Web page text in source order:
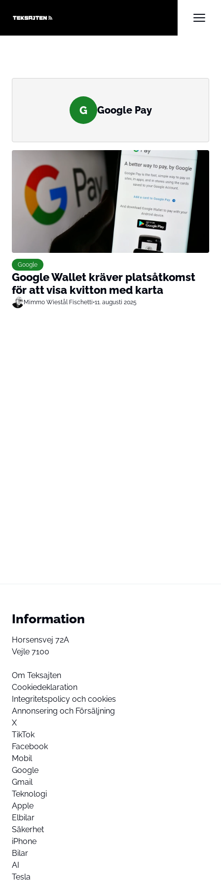
G Google Pay
Google
Google Wallet kräver platsåtkomst
för att visa kvitton med karta
Mimmo Wiestål Fischetti•11. augusti 2025
Information
Horsensvej 72A
Vejle 7100
Om Teksajten
Cookiedeklaration
Integritetspolicy och cookies
Annonsering och Försäljning
X
TikTok
Facebook
Mobil
Google
Gmail
Teknologi
Apple
Elbilar
Säkerhet
iPhone
Bilar
AI
Tesla